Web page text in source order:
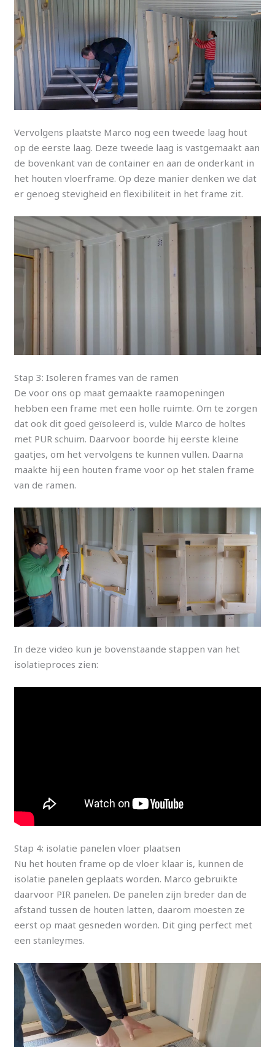
Vervolgens plaatste Marco nog een tweede laag hout
op de eerste laag. Deze tweede laag is vastgemaakt aan
de bovenkant van de container en aan de onderkant in
het houten vloerframe. Op deze manier denken we dat
er genoeg stevigheid en flexibiliteit in het frame zit.
Stap 3: Isoleren frames van de ramen
De voor ons op maat gemaakte raamopeningen
hebben een frame met een holle ruimte. Om te zorgen
dat ook dit goed geïsoleerd is, vulde Marco de holtes
met PUR schuim. Daarvoor boorde hij eerste kleine
gaatjes, om het vervolgens te kunnen vullen. Daarna
maakte hij een houten frame voor op het stalen frame
van de ramen.
In deze video kun je bovenstaande stappen van het
isolatieproces zien:
Stap 4: isolatie panelen vloer plaatsen
Nu het houten frame op de vloer klaar is, kunnen de
isolatie panelen geplaats worden. Marco gebruikte
daarvoor PIR panelen. De panelen zijn breder dan de
afstand tussen de houten latten, daarom moesten ze
eerst op maat gesneden worden. Dit ging perfect met
een stanleymes.